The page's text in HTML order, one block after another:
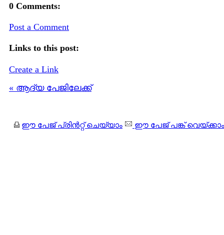
0 Comments:
Post a Comment
Links to this post:
Create a Link
« ആദ്യ പേജിലേക്ക്
ഈ പേജ് പ്രിന്‍റ്റ് ചെയ്യാം ഈ പേജ് പങ്ക് വെയ്ക്കാം